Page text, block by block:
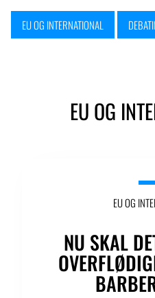
EU OG INTERNATIONAL
EU OG
EU OG
NU SKAL